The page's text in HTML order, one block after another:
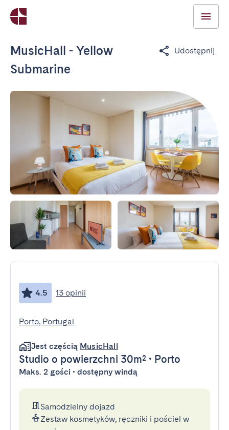
MusicHall - Yellow
Submarine
Udostępnij
4.5 13 opinii
Porto, Portugal
Jest częścią MusicHall
Studio o powierzchni 30m² • Porto
Maks. 2 gości • dostępny windą
Samodzielny dojazd
Zestaw kosmetyków, ręczniki i pościel w